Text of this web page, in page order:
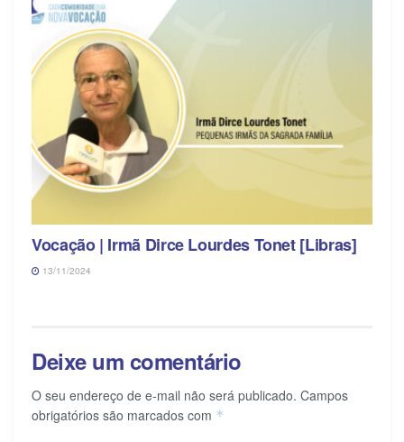
Vocação | Irmã Dirce Lourdes Tonet [Libras]
13/11/2024
Deixe um comentário
O seu endereço de e-mail não será publicado. Campos
obrigatórios são marcados com *